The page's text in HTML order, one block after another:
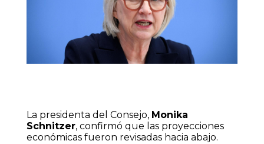
La presidenta del Consejo, Monika
Schnitzer, confirmó que las proyecciones
económicas fueron revisadas hacia abajo.